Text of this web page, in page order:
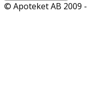
© Apoteket AB 2009 -